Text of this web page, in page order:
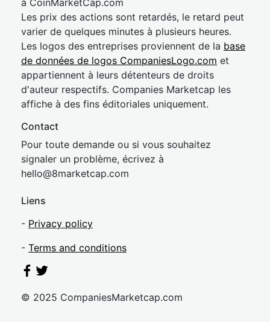
à CoinMarketCap.com
Les prix des actions sont retardés, le retard peut
varier de quelques minutes à plusieurs heures.
Les logos des entreprises proviennent de la base
de données de logos CompaniesLogo.com et
appartiennent à leurs détenteurs de droits
d'auteur respectifs. Companies Marketcap les
affiche à des fins éditoriales uniquement.
Contact
Pour toute demande ou si vous souhaitez
signaler un problème, écrivez à
hello@8marketcap.com
Liens
- Privacy policy
- Terms and conditions
© 2025 CompaniesMarketcap.com